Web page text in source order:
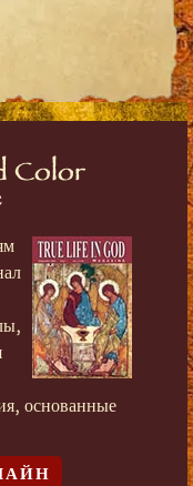
Color
основанные